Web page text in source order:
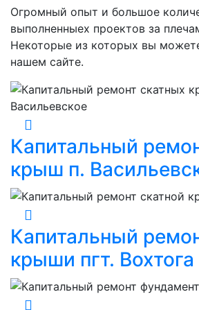
Огромный опыт и большое
выполненныех проектов за
Некоторые из которых вы
нашем сайте.
Капитальный
крыш п.
Капитальный
крыши пгт. Вохтога